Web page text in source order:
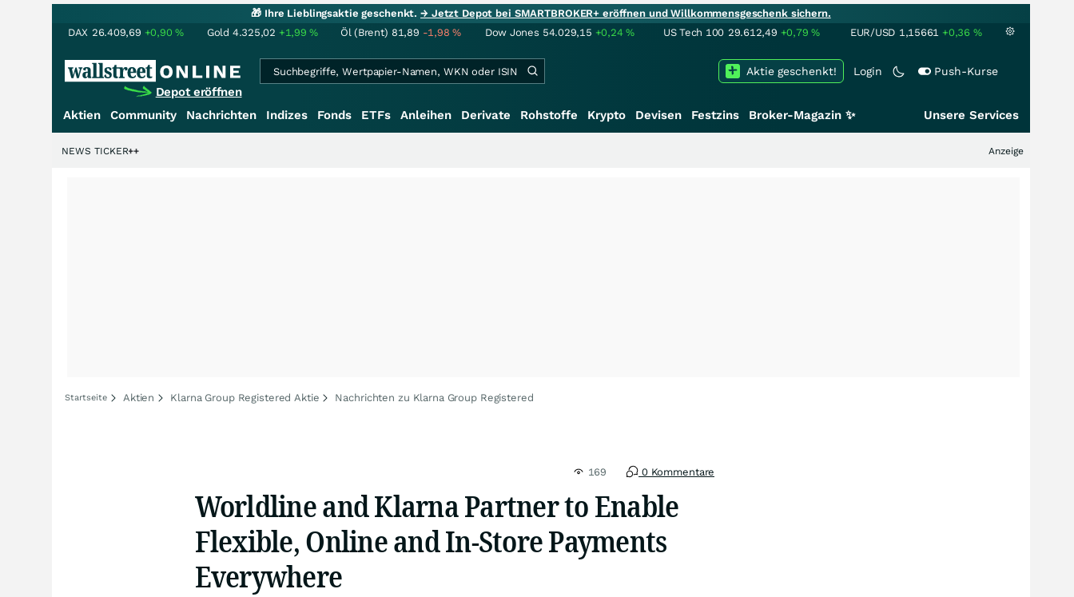
🎁 Ihre Lieblingsaktie geschenkt.→ Jetzt Depot bei SMARTBROKER+ eröffnen und Willkommensgeschenk sichern.
DAX 26.409,69 +0,90% Gold 4.325,02 +1,99% Öl (Brent) 81,89 -1,98% Dow Jones 54.029,15 +0,24% US Tech 100 29.612,49 +0,79% EUR/USD 1,15661 +0,36 %
Depot eröffnen
Login Push-Kurse
Aktie geschenkt!
Aktien Community Nachrichten Indizes Fonds ETFs Anleihen Derivate Rohstoffe Krypto Devisen Festzins Broker-Magazin ✨ Unsere Services
Anzeige
NEWS TICKER
Startseite Aktien Klarna Group Registered Aktie Nachrichten zu Klarna Group Registered
169 0 Kommentare
Worldline and Klarna Partner to Enable
Flexible, Online and In-Store Payments
Everywhere